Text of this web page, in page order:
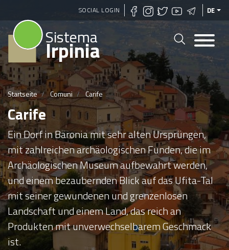
Direkt
zum
SOCIAL LOGIN DE
Sistema
Irpinia
Startseite Comuni Carife
Carife
Ein Dorf in Baronia mit sehr alten Ursprüngen,
mit zahlreichen archäologischen Funden, die im
Archäologischen Museum aufbewahrt werden,
und einem bezaubernden Blick auf das Ufita-Tal
mit seiner gewundenen und grenzenlosen
Landschaft und einem Land, das reich an
Produkten mit unverwechselbarem Geschmack
ist.